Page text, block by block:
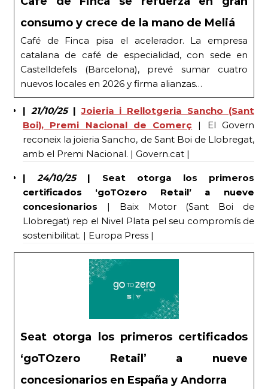
consumo y crece de la mano de Meliá
Café de Finca pisa el acelerador. La empresa
catalana de café de especialidad, con sede en
Castelldefels (Barcelona), prevé sumar cuatro
nuevos locales en 2026 y firma alianzas…
| 21/10/25| Joieria i Rellotgeria Sancho (Sant
Boi), Premi Nacional de Comerç | El Govern
reconeix la joieria Sancho, de Sant Boi de Llobregat,
amb el Premi Nacional. | Govern.cat |
|24/10/25| Seat otorga los primeros
certificados ‘goTOzero Retail’ a nueve
concesionarios | Baix Motor (Sant Boi de
Llobregat) rep el Nivel Plata pel seu compromís de
sostenibilitat. | Europa Press |
Seat otorga los primeros certificados
‘goTOzero Retail’ a nueve
concesionarios en España y Andorra